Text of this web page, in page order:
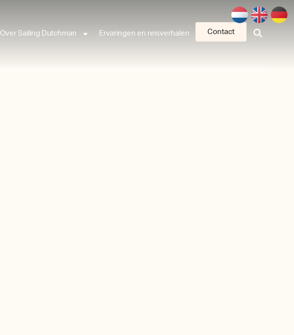
Over Sailing Dutchman Ervaringen en reisverhalen Contact